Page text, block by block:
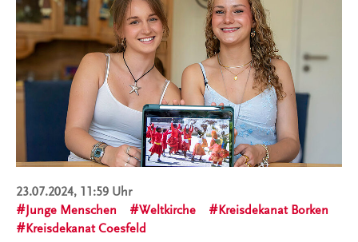
23.07.2024, 11:59 Uhr
Junge Menschen
Weltkirche
Kreisdekanat Borken
Kreisdekanat Coesfeld